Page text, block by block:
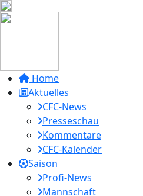
Home
Aktuelles
CFC-News
Presseschau
Kommentare
CFC-Kalender
Saison
Profi-News
Mannschaft